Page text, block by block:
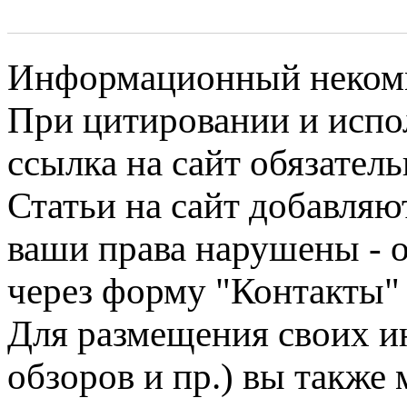
Информационный
При цитировании и
ссылка на сайт
Статьи на сайт
ваши права нарушены -
через форму "Контакты"
Для размещения своих
обзоров и пр.) вы также